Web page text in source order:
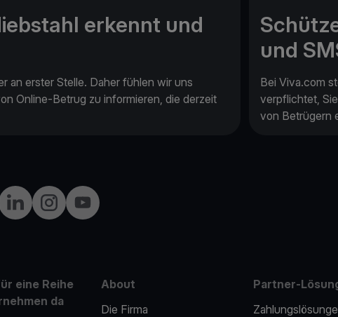
erkennt und
an erster Stelle. Daher fühlen wir uns
Online-Betrug zu informieren, die derzeit
und
Bei Viva.com
verpflichtet,
von Betrügern
LinkedInInstagramYouTube
eine Reihe
da
About
Die Firma
Partner-